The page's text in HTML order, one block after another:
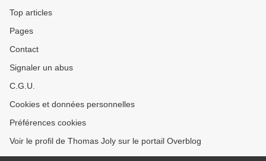
Top articles
Pages
Contact
Signaler un abus
C.G.U.
Cookies et données personnelles
Préférences cookies
Voir le profil de Thomas Joly sur le portail Overblog